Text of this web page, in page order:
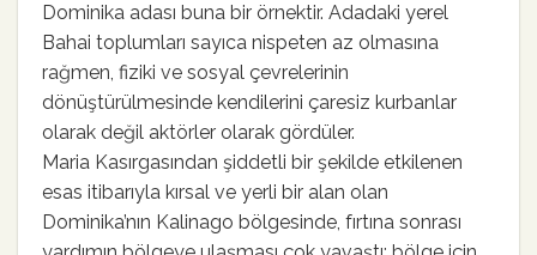
Dominika adası buna bir örnektir. Adadaki yerel
Bahai toplumları sayıca nispeten az olmasına
rağmen, fiziki ve sosyal çevrelerinin
dönüştürülmesinde kendilerini çaresiz kurbanlar
olarak değil aktörler olarak gördüler.
Maria Kasırgasından şiddetli bir şekilde etkilenen
esas itibarıyla kırsal ve yerli bir alan olan
Dominika’nın Kalinago bölgesinde, fırtına sonrası